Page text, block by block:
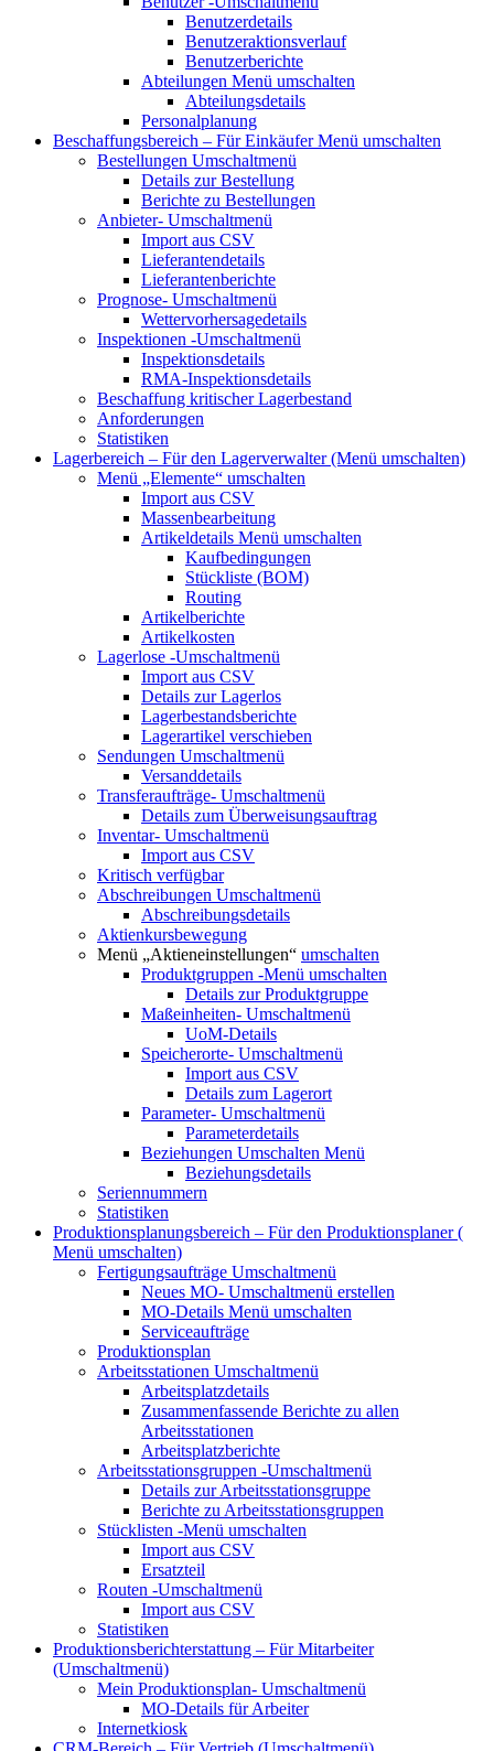
Benutzerdetails
Benutzeraktionsverlauf
Benutzerberichte
Abteilungen Menü umschalten
Abteilungsdetails
Personalplanung
Beschaffungsbereich – Für EinkäuferMenü umschalten
Bestellungen Umschaltmenü
Details zur Bestellung
Berichte zu Bestellungen
Anbieter- Umschaltmenü
Import aus CSV
Lieferantendetails
Lieferantenberichte
Prognose- Umschaltmenü
Wettervorhersagedetails
Inspektionen -Umschaltmenü
Inspektionsdetails
RMA-Inspektionsdetails
Beschaffung kritischer Lagerbestand
Anforderungen
Statistiken
Lagerbereich – Für den Lagerverwalter(Menü umschalten)
Menü „Elemente“ umschalten
Import aus CSV
Massenbearbeitung
Artikeldetails Menü umschalten
Kaufbedingungen
Stückliste (BOM)
Routing
Artikelberichte
Artikelkosten
Lagerlose -Umschaltmenü
Import aus CSV
Details zur Lagerlos
Lagerbestandsberichte
Lagerartikel verschieben
Sendungen Umschaltmenü
Versanddetails
Transferaufträge- Umschaltmenü
Details zum Überweisungsauftrag
Inventar- Umschaltmenü
Import aus CSV
Kritisch verfügbar
Abschreibungen Umschaltmenü
Abschreibungsdetails
Aktienkursbewegung
Menü „Aktieneinstellungen“ umschalten
Produktgruppen -Menü umschalten
Details zur Produktgruppe
Maßeinheiten- Umschaltmenü
UoM-Details
Speicherorte- Umschaltmenü
Import aus CSV
Details zum Lagerort
Parameter- Umschaltmenü
Parameterdetails
Beziehungen Umschalten Menü
Beziehungsdetails
Seriennummern
Statistiken
Produktionsplanungsbereich – Für den Produktionsplaner (
Menü umschalten)
Fertigungsaufträge Umschaltmenü
Neues MO- Umschaltmenü erstellen
MO-Details Menü umschalten
Serviceaufträge
Produktionsplan
Arbeitsstationen Umschaltmenü
Arbeitsplatzdetails
Zusammenfassende Berichte zu allen
Arbeitsstationen
Arbeitsplatzberichte
Arbeitsstationsgruppen -Umschaltmenü
Details zur Arbeitsstationsgruppe
Berichte zu Arbeitsstationsgruppen
Stücklisten -Menü umschalten
Import aus CSV
Ersatzteil
Routen -Umschaltmenü
Import aus CSV
Statistiken
Produktionsberichterstattung – Für Mitarbeiter
(Umschaltmenü)
Mein Produktionsplan- Umschaltmenü
MO-Details für Arbeiter
Internetkiosk